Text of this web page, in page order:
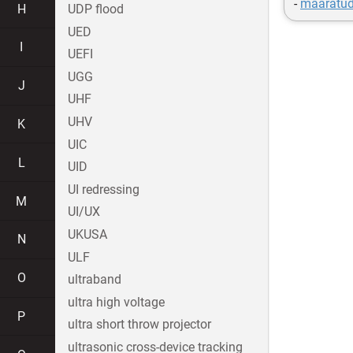
-
H
J
K
L
M
N
O
P
UDP flood
UED
UEFI
UGG
UHF
UHV
UIC
UID
UI redressing
UI/UX
UKUSA
ULF
ultraband
ultra high voltage
ultra short throw projector
ultrasonic cross-device tracking